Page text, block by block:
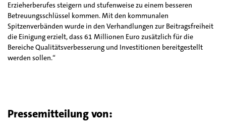
Erzieherberufes steigern und stufenweise zu einem besseren
Betreuungsschlüssel kommen. Mit den kommunalen
Spitzenverbänden wurde in den Verhandlungen zur Beitragsfreiheit
die Einigung erzielt, dass 61 Millionen Euro zusätzlich für die
Bereiche Qualitätsverbesserung und Investitionen bereitgestellt
werden sollen.“
Pressemitteilung von: